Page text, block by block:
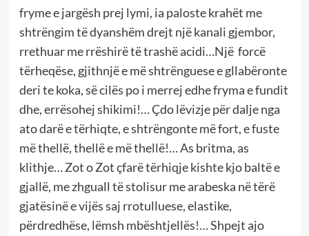
fryme e jargësh prej lymi, ia paloste krahët me
shtrëngim të dyanshëm drejt një kanali gjembor,
rrethuar me rrëshirë të trashë acidi…Një forcë
tërheqëse, gjithnjë e më shtrënguese e gllabëronte
deri te koka, së cilës po i merrej edhe fryma e fundit
dhe, errësohej shikimi!… Çdo lëvizje për dalje nga
ato darë e tërhiqte, e shtrëngonte më fort, e fuste
më thellë, thellë e më thellë!… As britma, as
klithje… Zot o Zot çfarë tërhiqje kishte kjo baltë e
gjallë, me zhguall të stolisur me arabeska në tërë
gjatësinë e vijës saj rrotulluese, elastike,
përdredhëse, lëmsh mbështjellës!… Shpejt ajo